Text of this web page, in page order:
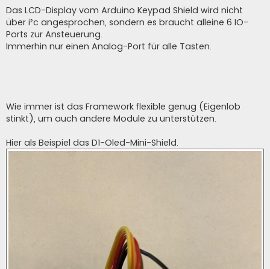
Das LCD-Display vom Arduino Keypad Shield wird nicht
über i²c angesprochen, sondern es braucht alleine 6 IO-
Ports zur Ansteuerung.
Immerhin nur einen Analog-Port für alle Tasten.
Wie immer ist das Framework flexible genug (Eigenlob
stinkt), um auch andere Module zu unterstützen.
Hier als Beispiel das D1-Oled-Mini-Shield.